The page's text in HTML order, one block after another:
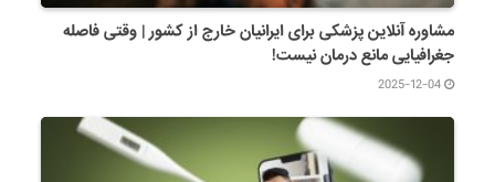
مشاوره آنلاین پزشکی برای ایرانیان خارج از کشور | وقتی فاصله
جغرافیایی مانع درمان نیست!
2025-12-04